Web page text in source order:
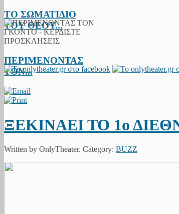
ΤΟ ΣΩΜΑΤΙΔΙΟ
ΤΟΥ ΘΕΟΥ...
ΠΕΡΙΜΕΝΟΝΤΑΣ
ΤΟΝ...
ΞΕΚΙΝΑΕΙ ΤΟ 1ο
Written by OnlyTheater. Category: BUZZ